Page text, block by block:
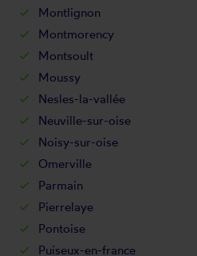
Montlignon
Montmorency
Montsoult
Moussy
Nesles-la-vallée
Neuville-sur-oise
Noisy-sur-oise
Omerville
Parmain
Pierrelaye
Pontoise
Puiseux-en-france